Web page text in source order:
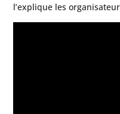
l’explique les